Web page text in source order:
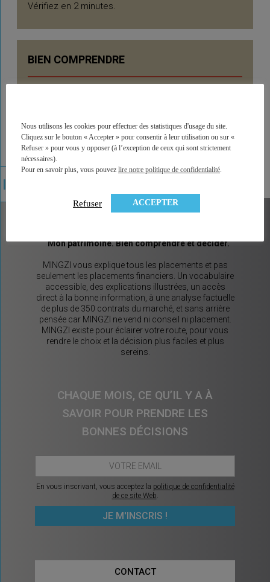
Vérifiez en 2 minutes.
BIEN COMPRENDRE
Mon patrimoine. Bien comprendre et décider.
MINGZI vous explique tous les placements et pas
seulement les placements financiers. Un vocabulaire
accessible, des explications illustrées, un accès
direct à la bonne information, à une analyse factuelle
de plus de 350 contrats du marché, et sans arrière
pensée car MINGZI ne vend ni conseil ni placement.
MINGZI existe pour éclairer votre route, pour vous
rendre le choix et la décision plus faciles et plus
sereins.
CHAQUE MOIS, CE QU’IL Y A À
SAVOIR POUR PRENDRE LES
BONNES DÉCISIONS
En vous inscrivant, vous acceptez la politique de confidentialité
de ce site Web.
CONTACT
Nous utilisons les cookies pour effectuer des statistiques d'usage du site.
Cliquez sur le bouton « Accepter » pour consentir à leur utilisation ou sur «
Refuser » pour vous y opposer (à l’exception de ceux qui sont strictement
nécessaires).
Pour en savoir plus, vous pouvez lire notre politique de confidentialité.
Refuser ACCEPTER